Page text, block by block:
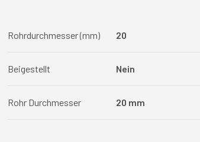
Rohrdurchmesser (mm) 20
Beigestellt Nein
Rohr Durchmesser 20 mm